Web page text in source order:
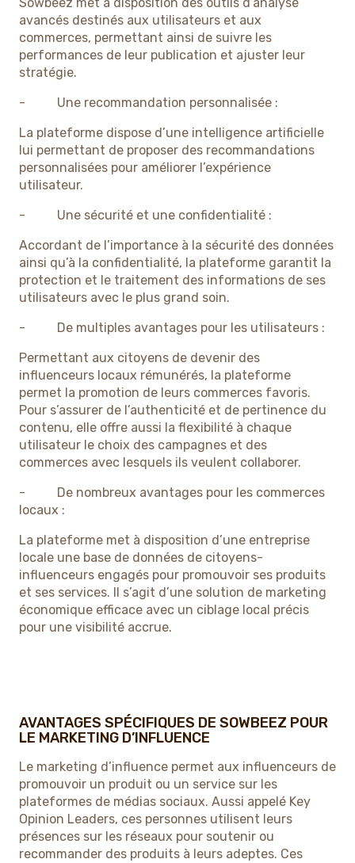
Sowbeez met à disposition des outils d’analyse
avancés destinés aux utilisateurs et aux
commerces, permettant ainsi de suivre les
performances de leur publication et ajuster leur
stratégie.
- Une recommandation personnalisée :
La plateforme dispose d’une intelligence artificielle
lui permettant de proposer des recommandations
personnalisées pour améliorer l’expérience
utilisateur.
- Une sécurité et une confidentialité :
Accordant de l’importance à la sécurité des données
ainsi qu’à la confidentialité, la plateforme garantit la
protection et le traitement des informations de ses
utilisateurs avec le plus grand soin.
- De multiples avantages pour les utilisateurs :
Permettant aux citoyens de devenir des
influenceurs locaux rémunérés, la plateforme
permet la promotion de leurs commerces favoris.
Pour s’assurer de l’authenticité et de pertinence du
contenu, elle offre aussi la flexibilité à chaque
utilisateur le choix des campagnes et des
commerces avec lesquels ils veulent collaborer.
- De nombreux avantages pour les commerces
locaux :
La plateforme met à disposition d’une entreprise
locale une base de données de citoyens-
influenceurs engagés pour promouvoir ses produits
et ses services. Il s’agit d’une solution de marketing
économique efficace avec un ciblage local précis
pour une visibilité accrue.
AVANTAGES SPÉCIFIQUES DE SOWBEEZ POUR
LE MARKETING D’INFLUENCE
Le marketing d’influence permet aux influenceurs de
promouvoir un produit ou un service sur les
plateformes de médias sociaux. Aussi appelé Key
Opinion Leaders, ces personnes utilisent leurs
présences sur les réseaux pour soutenir ou
recommander des produits à leurs adeptes. Ces